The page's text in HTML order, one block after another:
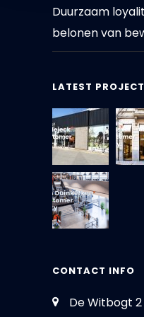
Duurzaam
belonen van
LATEST
CONTACT INFO
De Witbogt